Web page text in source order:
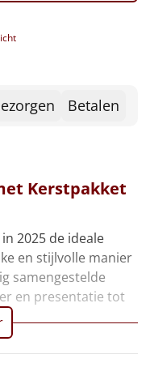
Betalen
Kerstpakket
2025 de ideale
en stijlvolle manier
samengestelde
en presentatie tot